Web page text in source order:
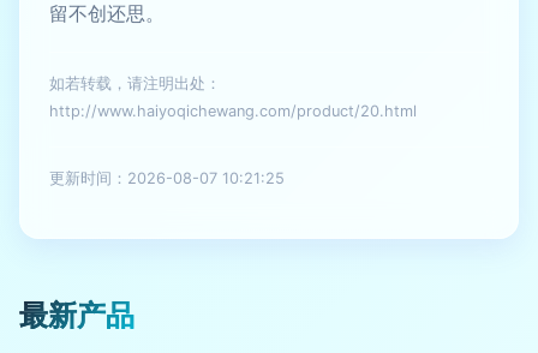
留不创还思。
如若转载，请注明出处：
http://www.haiyoqichewang.com/product/20.html
更新时间：2026-08-07 10:21:25
最新产品